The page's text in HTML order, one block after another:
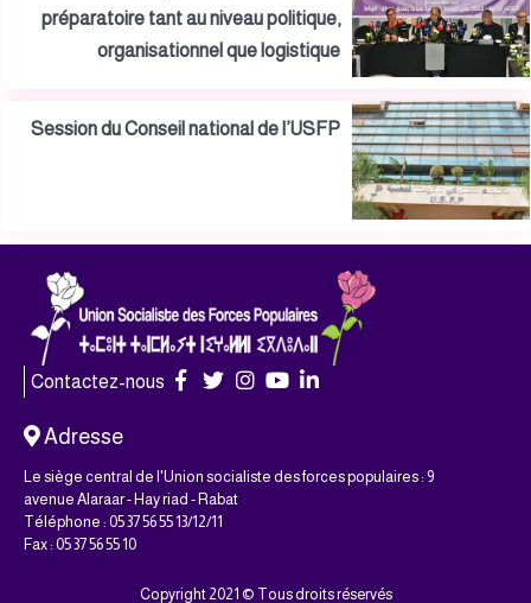
préparatoire tant au niveau politique,
organisationnel que logistique
Session du Conseil national de l’USFP
Contactez-nous
Adresse
Le siège central de l'Union socialiste des forces populaires : 9
avenue Alaraar - Hay riad - Rabat
Téléphone : 05 37 56 55 13/12/11
Fax : 05 37 56 55 10
Copyright 2021 © Tous droits réservés